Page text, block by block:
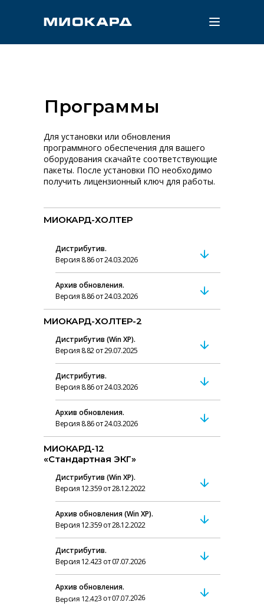
Версия 12.423 от 07.07.2026
Архив обновления.
Версия 12.423 от 07.07.2026
Дистрибутив.
Версия 12.359 от 28.12.2022
Архив обновления (Win XP).
Версия 12.359 от 28.12.2022
Дистрибутив (Win XP).
МИОКАРД-12
«Стандартная ЭКГ»
Версия 8.86 от 24.03.2026
Архив обновления.
Версия 8.86 от 24.03.2026
Дистрибутив.
Версия 8.82 от 29.07.2025
Дистрибутив (Win XP).
МИОКАРД-ХОЛТЕР-2
Версия 8.86 от 24.03.2026
Архив обновления.
Версия 8.86 от 24.03.2026
Дистрибутив.
МИОКАРД-ХОЛТЕР
Для установки или обновления
программного обеспечения для вашего
оборудования скачайте соответствующие
пакеты. После установки ПО необходимо
получить лицензионный ключ для работы.
Программы